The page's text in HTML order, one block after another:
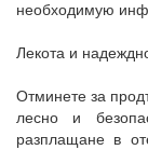
необходимую
Лекота и
Отминете за
лесно и
разплащане в